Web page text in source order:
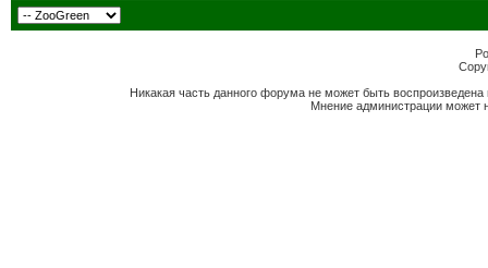
Никакая часть данного форума не может быть
Мнение администрации может